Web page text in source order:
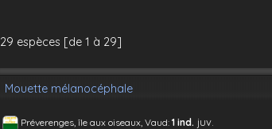
29 espèces [de 1 à 29]
Mouette mélanocéphale
Préverenges, île aux oiseaux, Vaud: 1 ind. juv.